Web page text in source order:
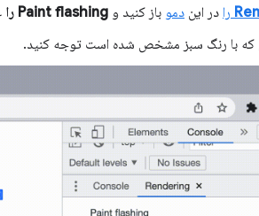
را در این دمو باز کنید و Paint flashing را
که با رنگ سبز مشخص شده است توجه کنید.